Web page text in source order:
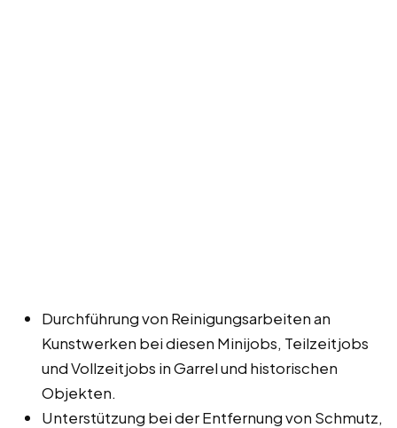
Durchführung von Reinigungsarbeiten an
Kunstwerken bei diesen Minijobs, Teilzeitjobs
und Vollzeitjobs in Garrel und historischen
Objekten.
Unterstützung bei der Entfernung von Schmutz,